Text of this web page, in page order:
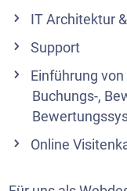
IT Architektur
Support
Einführung
Buchungs-,
Online